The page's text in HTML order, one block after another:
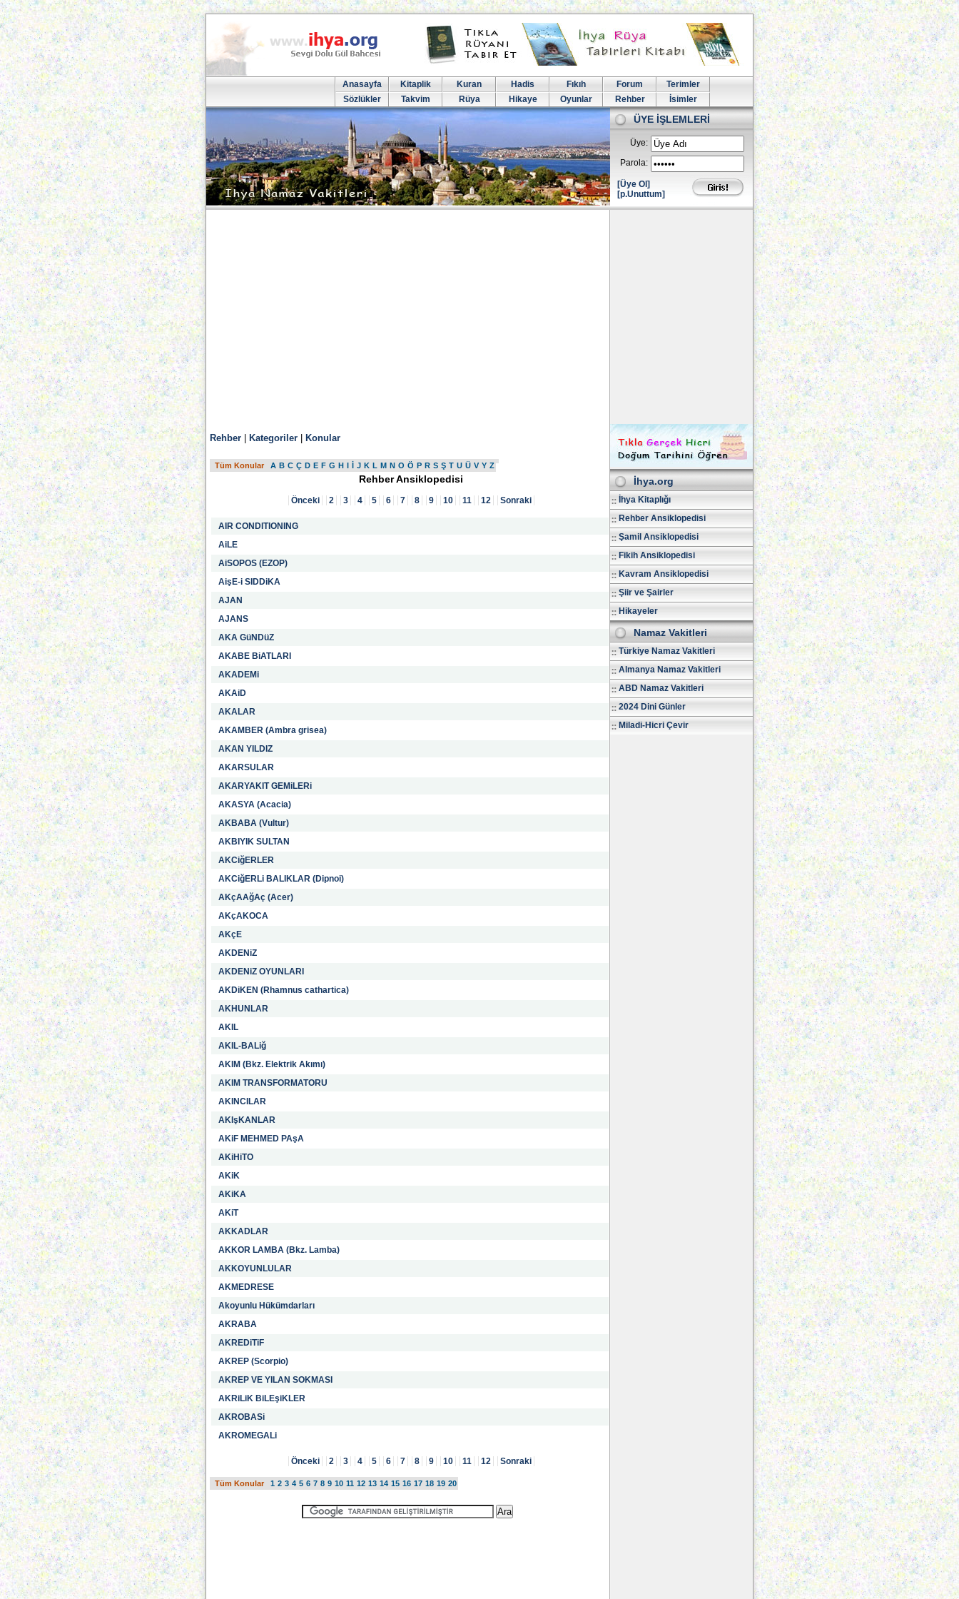
Anasayfa Kitaplik Kuran Hadis Fıkıh Forum
Terimler
Sözlükler
Takvim Rüya Hikaye Oyunlar Rehber İsimler
ÜYE İŞLEMLERİ
Üye:
Parola:
[Üye Ol]
[p.Unuttum]
Rehber Kategoriler Konular
Tüm Konular A B C Ç D E F G H I İ J K L M N O Ö P R S Ş T U Ü V Y Z
Rehber Ansiklopedisi
Önceki 2 3 4 5 6 7 8 9 10 11 12 Sonraki
AIR CONDITIONING
AiLE
AiSOPOS (EZOP)
AişE-i SIDDiKA
AJAN
AJANS
AKA GüNDüZ
AKABE BiATLARI
AKADEMi
AKAiD
AKALAR
AKAMBER (Ambra grisea)
AKAN YILDIZ
AKARSULAR
AKARYAKIT GEMiLERi
AKASYA (Acacia)
AKBABA (Vultur)
AKBIYIK SULTAN
AKCiğERLER
AKCiğERLi BALIKLAR (Dipnoi)
AKçAAğAç (Acer)
AKçAKOCA
AKçE
AKDENiZ
AKDENiZ OYUNLARI
AKDiKEN (Rhamnus cathartica)
AKHUNLAR
AKIL
AKIL-BALiğ
AKIM (Bkz. Elektrik Akımı)
AKIM TRANSFORMATORU
AKINCILAR
AKIşKANLAR
AKiF MEHMED PAşA
AKiHiTO
AKiK
AKiKA
AKiT
AKKADLAR
AKKOR LAMBA (Bkz. Lamba)
AKKOYUNLULAR
AKMEDRESE
Akoyunlu Hükümdarları
AKRABA
AKREDiTiF
AKREP (Scorpio)
AKREP VE YILAN SOKMASI
AKRiLiK BiLEşiKLER
AKROBASi
AKROMEGALi
Önceki 2 3 4 5 6 7 8 9 10 11 12 Sonraki
Tüm Konular 1 2 3 4 5 6 7 8 9 10 11 12 13 14 15 16 17 18 19 20
İhya.org
İhya Kitaplığı
Rehber Ansiklopedisi
Şamil Ansiklopedisi
Fikih Ansiklopedisi
Kavram Ansiklopedisi
Şiir ve Şairler
Hikayeler
Namaz Vakitleri
Türkiye Namaz Vakitleri
Almanya Namaz Vakitleri
ABD Namaz Vakitleri
2024 Dini Günler
Miladi-Hicri Çevir